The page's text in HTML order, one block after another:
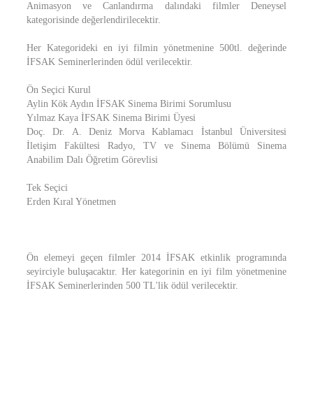
Animasyon ve Canlandırma dalındaki filmler Deneysel
kategorisinde değerlendirilecektir.
Her Kategorideki en iyi filmin yönetmenine 500tl. değerinde
İFSAK Seminerlerinden ödül verilecektir.
Ön Seçici Kurul
Aylin Kök Aydın İFSAK Sinema Birimi Sorumlusu
Yılmaz Kaya İFSAK Sinema Birimi Üyesi
Doç. Dr. A. Deniz Morva Kablamacı İstanbul Üniversitesi
İletişim Fakültesi Radyo, TV ve Sinema Bölümü Sinema
Anabilim Dalı Öğretim Görevlisi
Tek Seçici
Erden Kıral Yönetmen
Ön elemeyi geçen filmler 2014 İFSAK etkinlik programında
seyirciyle buluşacaktır. Her kategorinin en iyi film yönetmenine
İFSAK Seminerlerinden 500 TL'lik ödül verilecektir.